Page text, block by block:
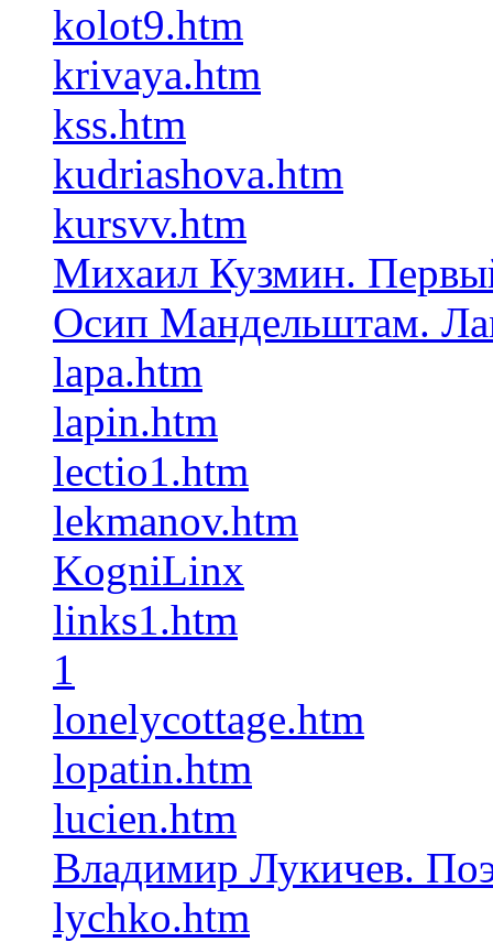
kolot9.htm
krivaya.htm
kss.htm
kudriashova.htm
kursvv.htm
Михаил Кузмин.
Осип Мандельштам.
lapa.htm
lapin.htm
lectio1.htm
lekmanov.htm
KogniLinx
links1.htm
1
lonelycottage.htm
lopatin.htm
lucien.htm
Владимир Лукичев.
lychko.htm